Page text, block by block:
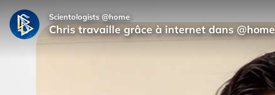
Scientologists @home
Chris travaille grâce à internet dans @home